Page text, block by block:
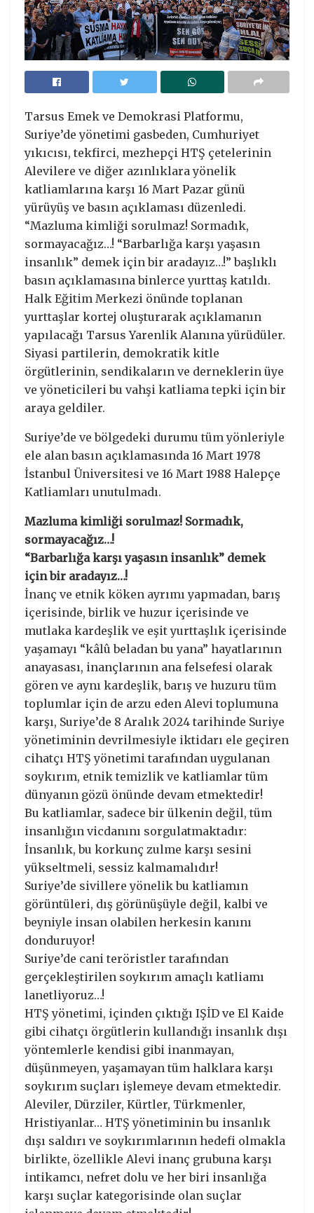
Tarsus Emek ve Demokrasi Platformu,
Suriye’de yönetimi gasbeden, Cumhuriyet
yıkıcısı, tekfirci, mezhepçi HTŞ çetelerinin
Alevilere ve diğer azınlıklara yönelik
katliamlarına karşı 16 Mart Pazar günü
yürüyüş ve basın açıklaması düzenledi.
“Mazluma kimliği sorulmaz! Sormadık,
sormayacağız…! “Barbarlığa karşı yaşasın
insanlık” demek için bir aradayız…!” başlıklı
basın açıklamasına binlerce yurttaş katıldı.
Halk Eğitim Merkezi önünde toplanan
yurttaşlar kortej oluşturarak açıklamanın
yapılacağı Tarsus Yarenlik Alanına yürüdüler.
Siyasi partilerin, demokratik kitle
örgütlerinin, sendikaların ve derneklerin üye
ve yöneticileri bu vahşi katliama tepki için bir
araya geldiler.
Suriye’de ve bölgedeki durumu tüm yönleriyle
ele alan basın açıklamasında 16 Mart 1978
İstanbul Üniversitesi ve 16 Mart 1988 Halepçe
Katliamları unutulmadı.
Mazluma kimliği sorulmaz! Sormadık,
sormayacağız…!
“Barbarlığa karşı yaşasın insanlık” demek
için bir aradayız…!
İnanç ve etnik köken ayrımı yapmadan, barış
içerisinde, birlik ve huzur içerisinde ve
mutlaka kardeşlik ve eşit yurttaşlık içerisinde
yaşamayı “kâlû beladan bu yana” hayatlarının
anayasası, inançlarının ana felsefesi olarak
gören ve aynı kardeşlik, barış ve huzuru tüm
toplumlar için de arzu eden Alevi toplumuna
karşı, Suriye’de 8 Aralık 2024 tarihinde Suriye
yönetiminin devrilmesiyle iktidarı ele geçiren
cihatçı HTŞ yönetimi tarafından uygulanan
soykırım, etnik temizlik ve katliamlar tüm
dünyanın gözü önünde devam etmektedir!
Bu katliamlar, sadece bir ülkenin değil, tüm
insanlığın vicdanını sorgulatmaktadır:
İnsanlık, bu korkunç zulme karşı sesini
yükseltmeli, sessiz kalmamalıdır!
Suriye’de sivillere yönelik bu katliamın
görüntüleri, dış görünüşüyle değil, kalbi ve
beyniyle insan olabilen herkesin kanını
donduruyor!
Suriye’de cani teröristler tarafından
gerçekleştirilen soykırım amaçlı katliamı
lanetliyoruz…!
HTŞ yönetimi, içinden çıktığı IŞİD ve El Kaide
gibi cihatçı örgütlerin kullandığı insanlık dışı
yöntemlerle kendisi gibi inanmayan,
düşünmeyen, yaşamayan tüm halklara karşı
soykırım suçları işlemeye devam etmektedir.
Aleviler, Dürziler, Kürtler, Türkmenler,
Hristiyanlar… HTŞ yönetiminin bu insanlık
dışı saldırı ve soykırımlarının hedefi olmakla
birlikte, özellikle Alevi inanç grubuna karşı
intikamcı, nefret dolu ve her biri insanlığa
karşı suçlar kategorisinde olan suçlar